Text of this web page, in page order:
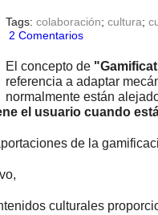
Tags: colaboración; cultura;
2 Comentarios
El concepto de
referencia a adaptar
normalmente están
el usuario cuando
de la
culturales